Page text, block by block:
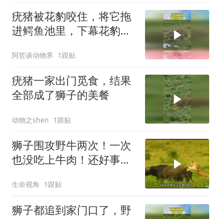
疣猪被花豹咬住，将它拖
进鳄鱼池里，下幕花豹跑
阿哲谈动物界 1跟贴
疣猪一家出门觅食，结果
全部成了狮子的美餐
动物之shen 1跟贴
狮子围攻野牛两次！一次
也没吃上牛肉！还好事不
生命视角 1跟贴
狮子都追到家门口了，野